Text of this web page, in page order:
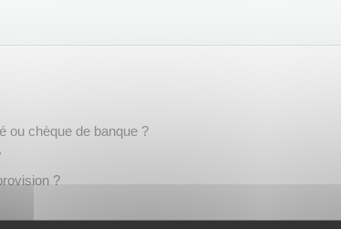
ou chèque de banque ?
?